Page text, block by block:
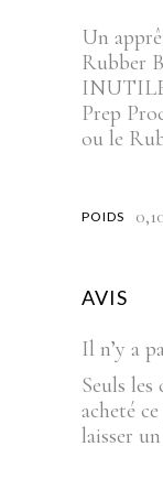
Un
Rubber
Prep
ou le
POIDS
AVIS
Il n’y a
Seuls
acheté
laisser